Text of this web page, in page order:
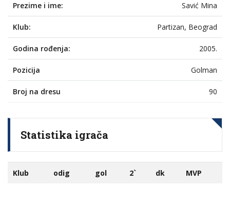
Prezime i ime: Savić Mina
Klub: Partizan, Beograd
Godina rođenja: 2005.
Pozicija Golman
Broj na dresu 90
Statistika igrača
Klub odig gol 2` dk MVP